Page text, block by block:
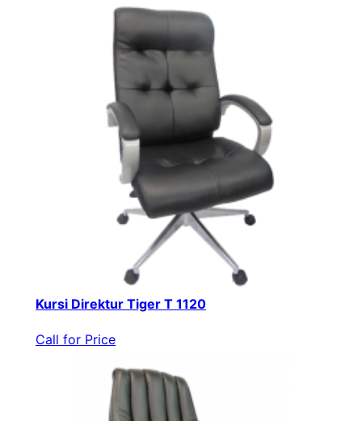
Kursi Direktur Tiger T 1120
Call for Price